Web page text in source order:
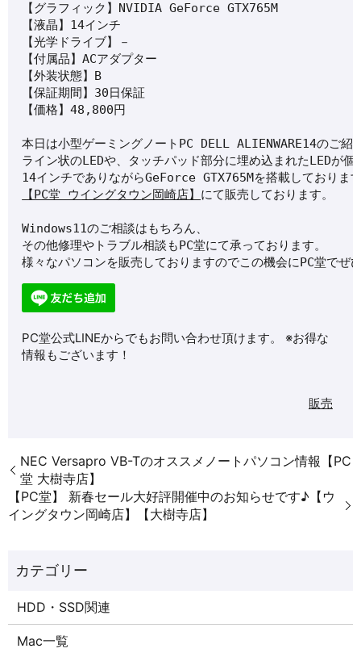
【グラフィック】NVIDIA GeForce GTX765M
【液晶】14インチ
【光学ドライブ】－
【付属品】ACアダプター
【外装状態】B
【保証期間】30日保証
【価格】48,800円
本日は小型ゲーミングノートPC DELL ALIENWARE14のご紹
ライン状のLEDや、タッチパッド部分に埋め込まれたLEDが
14インチでありながらGeForce GTX765Mを搭載しておりま
【PC堂 ウイングタウン岡崎店】 にて販売しております。
Windows11のご相談はもちろん、
その他修理やトラブル相談もPC堂にて承っております。
様々なパソコンを販売しておりますのでこの機会にPC堂でぜ
PC堂公式LINEからでもお問い合わせ頂けます。 ※お得な
情報もございます！
販売
NEC Versapro VB-Tのオススメノートパソコン情報【PC
堂 大樹寺店】
【PC堂】 新春セール大好評開催中のお知らせです♪【ウ
イングタウン岡崎店】【大樹寺店】
HDD・SSD関連
Mac一覧